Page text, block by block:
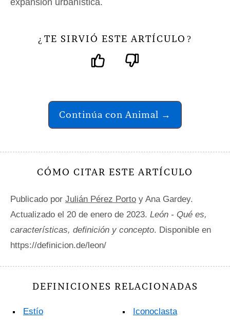
expansión urbanística.
¿ TE SIRVIÓ ESTE ARTÍCULO ?
Continúa con Animal →
CÓMO CITAR ESTE ARTÍCULO
Publicado por Julián Pérez Porto y Ana Gardey.
Actualizado el 20 de enero de 2023. León - Qué es,
características, definición y concepto. Disponible en
https://definicion.de/leon/
DEFINICIONES RELACIONADAS
Estío Iconoclasta